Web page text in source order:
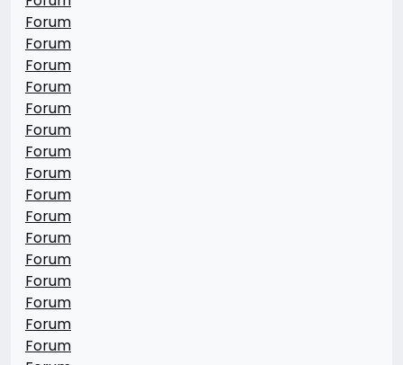
Forum
Forum
Forum
Forum
Forum
Forum
Forum
Forum
Forum
Forum
Forum
Forum
Forum
Forum
Forum
Forum